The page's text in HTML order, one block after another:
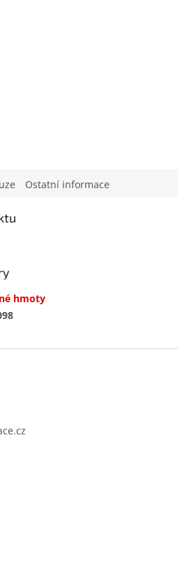
Ostatní informace
hmoty